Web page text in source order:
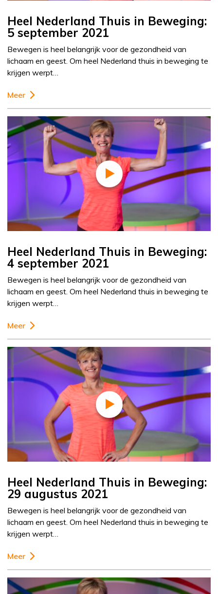
Heel Nederland Thuis in Beweging:
5 september 2021
Bewegen is heel belangrijk voor de gezondheid van
lichaam en geest. Om heel Nederland thuis in beweging te
krijgen werpt…
Meer
Heel Nederland Thuis in Beweging:
4 september 2021
Bewegen is heel belangrijk voor de gezondheid van
lichaam en geest. Om heel Nederland thuis in beweging te
krijgen werpt…
Meer
Heel Nederland Thuis in Beweging:
29 augustus 2021
Bewegen is heel belangrijk voor de gezondheid van
lichaam en geest. Om heel Nederland thuis in beweging te
krijgen werpt…
Meer